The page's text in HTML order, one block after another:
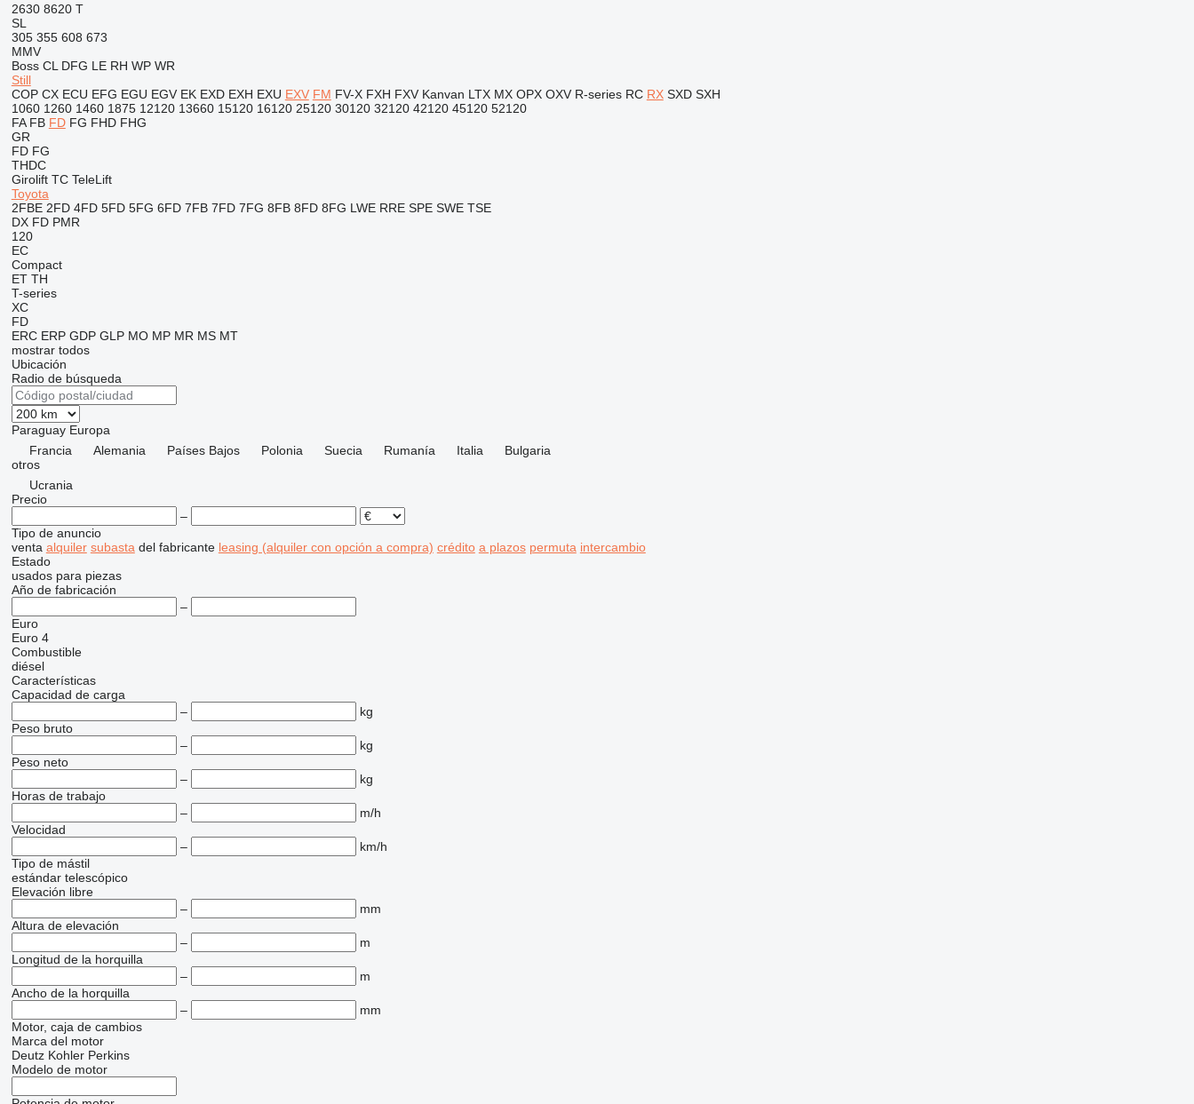
2630 8620 T
SL
305 355 608 673
MMV
Boss CL DFG LE RH WP WR
Still
COP CX ECU EFG EGU EGV EK EXD EXH EXU EXV FM FV-X FXH FXV Kanvan LTX MX OPX OXV R-series RC RX SXD SXH
1060 1260 1460 1875 12120 13660 15120 16120 25120 30120 32120 42120 45120 52120
FA FB FD FG FHD FHG
GR
FD FG
THDC
Girolift TC TeleLift
Toyota
2FBE 2FD 4FD 5FD 5FG 6FD 7FB 7FD 7FG 8FB 8FD 8FG LWE RRE SPE SWE TSE
DX FD PMR
120
EC
Compact
ET TH
T-series
XC
FD
ERC ERP GDP GLP MO MP MR MS MT
mostrar todos
Ubicación
Radio de búsqueda
Paraguay Europa
Francia
Alemania Países Bajos Polonia Suecia Rumanía Italia
Bulgaria
otros
Ucrania
Precio
–
Tipo de anuncio
venta alquiler subasta del fabricante leasing (alquiler con opción a compra) crédito a plazos permuta intercambio
Estado
usados para piezas
Año de fabricación
–
Euro
Euro 4
Combustible
diésel
Características
Capacidad de carga
–
kg
Peso bruto
–
kg
Peso neto
–
kg
Horas de trabajo
–
m/h
Velocidad
–
km/h
Tipo de mástil
estándar telescópico
Elevación libre
–
mm
Altura de elevación
–
m
Longitud de la horquilla
–
m
Ancho de la horquilla
–
mm
Motor, caja de cambios
Marca del motor
Deutz Kohler Perkins
Modelo de motor